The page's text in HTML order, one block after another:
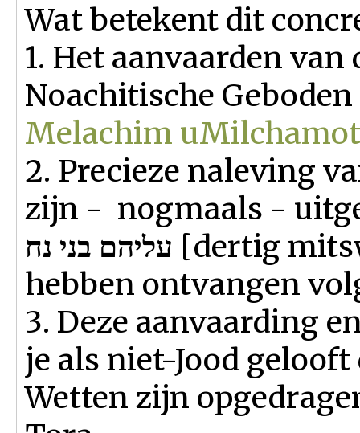
Wat betekent dit
1. Het aanvaarden
Noachitische
Melachim uMilchamot
2. Precieze naleving
zijn - nogmaals -
עליהם בני נח [dertig
hebben ontvangen
3. Deze aanvaarding
je als niet-Jood
Wetten zijn